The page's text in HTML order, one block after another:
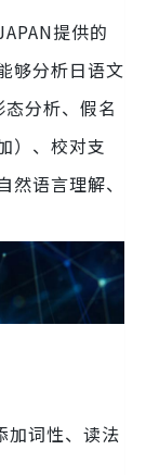
提供的
够分析日语文
分析、假名
）、校对支
语言理解、
加词性、读法